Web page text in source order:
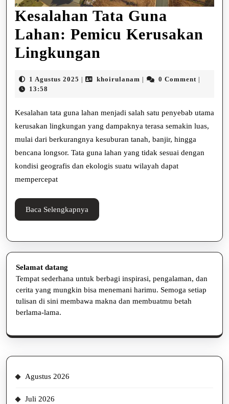
Kesalahan Tata Guna
Lahan: Pemicu Kerusakan
Lingkungan
Lahan:
Pemicu
Kerusakan
Lingkungan
1 Agustus 2025 1
khoirulanam khoirulanam
0 Comment
13:58
Kesalahan tata guna lahan menjadi salah satu penyebab utama
kerusakan lingkungan yang dampaknya terasa semakin luas,
mulai dari berkurangnya kesuburan tanah, banjir, hingga
bencana longsor. Tata guna lahan yang tidak sesuai dengan
kondisi geografis dan ekologis suatu wilayah dapat
mempercepat
Baca Selengkapnya
Selengkapnya
Selamat datang
Tempat sederhana untuk berbagi inspirasi, pengalaman, dan
cerita yang mungkin bisa menemani harimu. Semoga setiap
tulisan di sini membawa makna dan membuatmu betah
berlama-lama.
Agustus 2026
Juli 2026